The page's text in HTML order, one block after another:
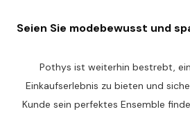
Seien Sie modebewusst und
Pothys ist weiterhin bestrebt,
Einkaufserlebnis zu bieten und
Kunde sein perfektes Ensemble